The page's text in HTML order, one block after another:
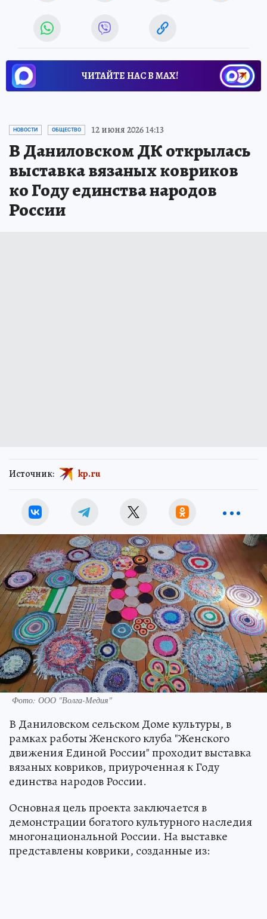
ЧИТАЙТЕ НАС В МАХ!
НОВОСТИ ОБЩЕСТВО 12 июня 2026 14:13
В Даниловском ДК открылась
выставка вязаных ковриков
ко Году единства народов
России
Источник: kp.ru
Фото: ООО "Волга-Медия"
В Даниловском сельском Доме культуры, в
рамках работы Женского клуба "Женского
движения Единой России" проходит выставка
вязаных ковриков, приуроченная к Году
единства народов России.
Основная цель проекта заключается в
демонстрации богатого культурного наследия
многонациональной России. На выставке
представлены коврики, созданные из: